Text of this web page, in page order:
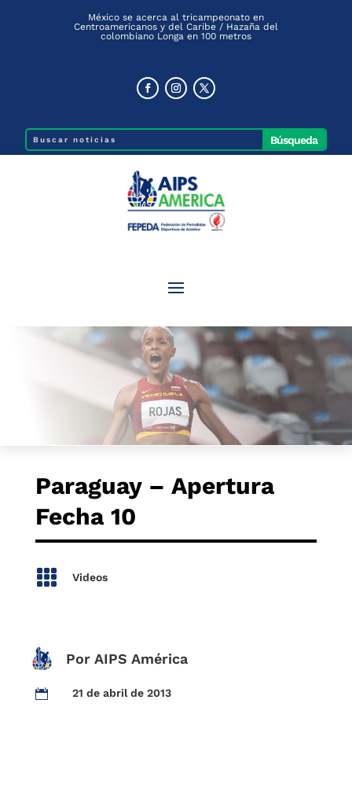
México se acerca al tricampeonato en
Centroamericanos y del Caribe / Hazaña del
colombiano Longa en 100 metros
Paraguay – Apertura
Fecha 10
 Videos
Por AIPS América
 21 de abril de 2013